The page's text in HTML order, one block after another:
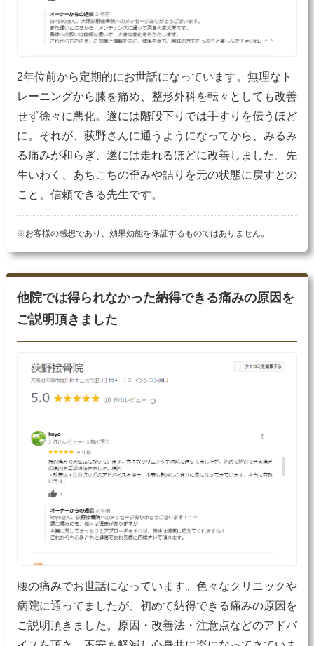
2年位前から定期的にお世話になっています。無理なト
レーニングから膝を痛め、整形外科を転々としても改善
せず徐々に悪化。遂には階段下りでは手すりを伝うほど
に。それが、荻野さんに通うようになってから、みるみ
る痛みが和らぎ、遂には走れるほどに改善しました。先
生いわく、あちこちの歪みや詰りを元の状態に戻すとの
こと。信頼できる先生です。
※お客様の感想であり、効果効能を保証するものではありません。
他院では得られなかった納得できる痛みの原因を
ご説明頂きました
腰の痛みでお世話になっています。色々なクリニックや
病院に通ってましたが、初めて納得できる痛みの原因を
ご説明頂きました。原因・改善法・注意点などのアドバ